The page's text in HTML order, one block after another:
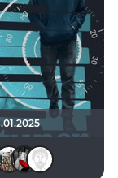
brusell